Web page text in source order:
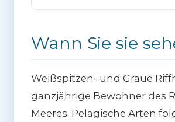
Wann Sie sie
Weißspitzen- und Graue
ganzjährige Bewohner des
Meeres. Pelagische Arten